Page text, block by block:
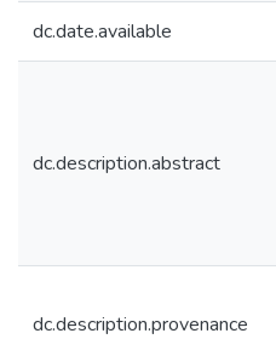
dc.date.available
dc.description.abstract
dc.description.provenance